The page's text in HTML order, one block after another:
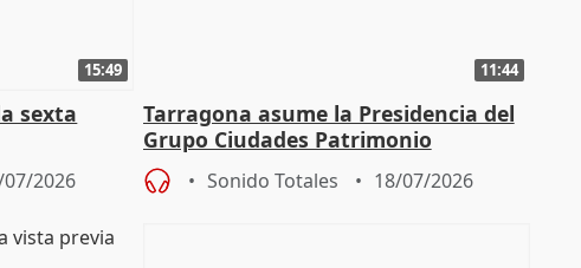
15:49
sexta
2026
11:44
Tarragona asume la Presidencia del
Grupo Ciudades Patrimonio
Sonido Totales 18/07/2026